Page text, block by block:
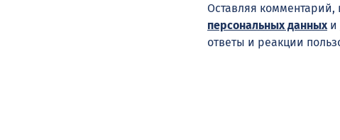
Оставляя комментарий,
персональных данныхи
ответы и реакции